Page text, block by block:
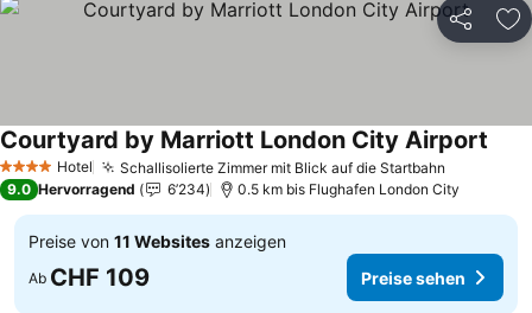
Teilen
4 Sterne Hotel Schallisolierte Zimmer mit Blick auf die Startbahn
Courtyard by Marriott London City Airport
9.0 Hervorragend 6’234 0.5 km bis Flughafen London City
Preise von 11 Websites anzeigen
Ab CHF 109 Preise sehen